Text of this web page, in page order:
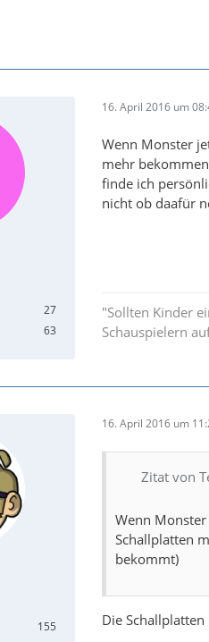
27
63
16. April 2016 um
Wenn Monster
mehr
finde ich
nicht ob daafür
"Sollten Kinder
Schauspielern
155
16. April 2016 um
Zitat von
Wenn
Schallplatten
bekommt)
Die